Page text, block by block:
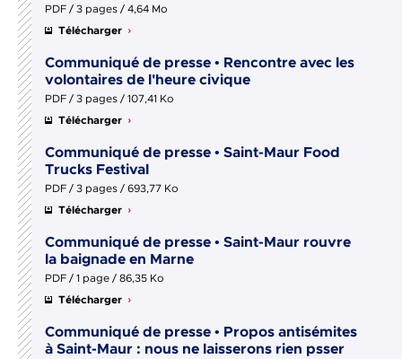
PDF / 3 pages / 4,64 Mo
Télécharger
Communiqué de presse • Rencontre avec les
volontaires de l'heure civique
PDF / 3 pages / 107,41 Ko
Télécharger
Communiqué de presse • Saint-Maur Food
Trucks Festival
PDF / 3 pages / 693,77 Ko
Télécharger
Communiqué de presse • Saint-Maur rouvre
la baignade en Marne
PDF / 1 page / 86,35 Ko
Télécharger
Communiqué de presse • Propos antisémites
à Saint-Maur : nous ne laisserons rien psser